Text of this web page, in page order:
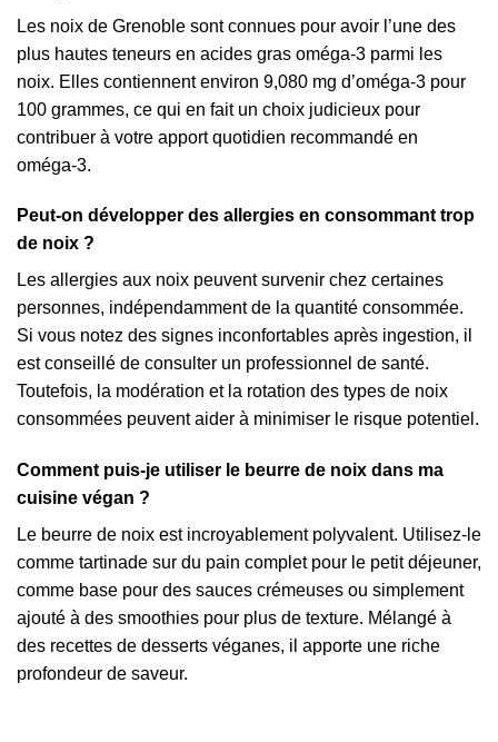
Les noix de Grenoble sont connues pour avoir l’une des
plus hautes teneurs en acides gras oméga-3 parmi les
noix. Elles contiennent environ 9,080 mg d’oméga-3 pour
100 grammes, ce qui en fait un choix judicieux pour
contribuer à votre apport quotidien recommandé en
oméga-3.
Peut-on développer des allergies en consommant trop
de noix ?
Les allergies aux noix peuvent survenir chez certaines
personnes, indépendamment de la quantité consommée.
Si vous notez des signes inconfortables après ingestion, il
est conseillé de consulter un professionnel de santé.
Toutefois, la modération et la rotation des types de noix
consommées peuvent aider à minimiser le risque potentiel.
Comment puis-je utiliser le beurre de noix dans ma
cuisine végan ?
Le beurre de noix est incroyablement polyvalent. Utilisez-le
comme tartinade sur du pain complet pour le petit déjeuner,
comme base pour des sauces crémeuses ou simplement
ajouté à des smoothies pour plus de texture. Mélangé à
des recettes de desserts véganes, il apporte une riche
profondeur de saveur.